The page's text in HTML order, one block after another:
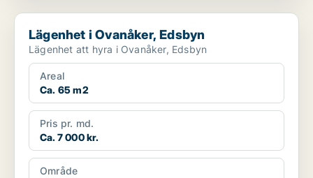
Lägenhet i Ovanåker, Edsbyn
Lägenhet i Ovanåker, Edsbyn
Lägenhet att hyra i Ovanåker, Edsbyn
Areal
Ca. 65 m2
Pris pr. md.
Ca. 7 000 kr.
Område